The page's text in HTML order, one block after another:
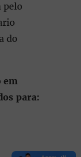
pelo
do
em
para: